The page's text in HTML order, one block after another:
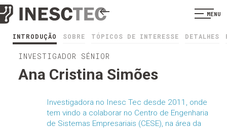
MENU
INTRODUÇÃO SOBRE TÓPICOS DE INTERESSE DETALHES
INVESTIGADOR SÉNIOR
Ana Cristina Simões
Investigadora no Inesc Tec desde 2011, onde
tem vindo a colaborar no Centro de Engenharia
de Sistemas Empresariais (CESE), na área da